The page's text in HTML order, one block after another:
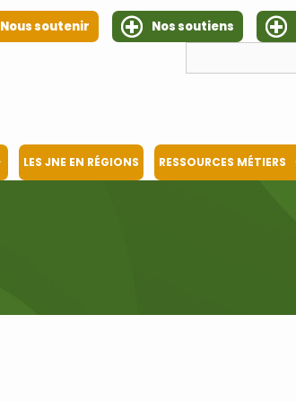
Nous soutenir Nos soutiens
LES JNE EN RÉGIONS RESSOURCES MÉTIERS